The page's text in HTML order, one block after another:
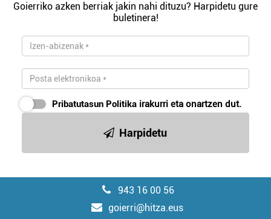
Goierriko azken berriak jakin nahi dituzu? Harpidetu gure
buletinera!
Pribatutasun Politika irakurri eta onartzen dut.
Harpidetu
943 16 00 56
goierri@hitza.eus